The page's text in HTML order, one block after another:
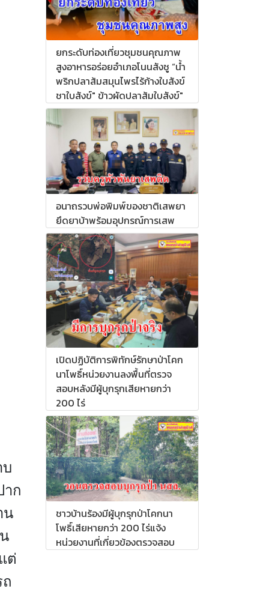
าก
น
ต่
ยกระดับท่องเที่ยวชุมชนคุณภาพ
สูงอาหารอร่อยอำเภอโนนสังชู “น้ำ
พริกปลาส้มสมุนไพรไร้ก้างใบสังข์
ชาใบสังข์" ข้าวผัดปลาส้มใบสังข์"
อนาถรวบพ่อพิมพ์ของชาติเสพยา
ยึดยาบ้าพร้อมอุปกรณ์การเสพ
เปิดปฏิบัติการพิทักษ์รักษาป่าโคก
นาโพธิ์หน่วยงานลงพื้นที่ตรวจ
สอบหลังมีผู้บุกรุกเสียหายกว่า
200 ไร่
ชาวบ้านร้องมีผู้บุกรุกป่าโคกนา
โพธิ์เสียหายกว่า 200 ไร่แจ้ง
หน่วยงานที่เกี่ยวข้องตรวจสอบ